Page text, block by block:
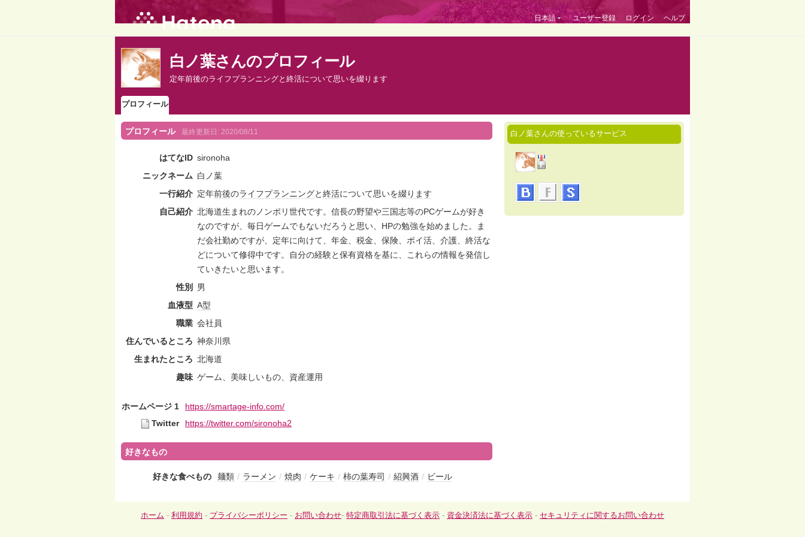
日本語 ユーザー登録 ログイン ヘルプ
白ノ葉さんのプロフィール
定年前後のライフプランニングと終活について思いを綴ります
プロフィール
プロフィール 最終更新日: 2020/08/11
はてなID sironoha
ニックネーム 白ノ葉
一行紹介 定年前後のライフプランニングと終活について思いを綴り ます
自己紹介 北海道生まれのノンポリ世代です。信長の野望や三国志等のPCゲームが好き
なのですが、毎日ゲームでもないだろうと思い、HPの勉強を始めました。ま
だ会社勤めですが、定年に向けて、年金、税金、保険、ポイ活、介護、終活な
どについて修得中です。自分の経験と保有資格を基に、これらの情報を発信し
ていきたいと思います。
性別
男
血液型 A型
職業 会社員
住んでいるところ 神奈川県
生まれたところ 北海道
趣味 ゲーム、美味しいもの、資産運用
ホームページ 1
https://smartage-info.com/
Twitter
https://twitter.com/sironoha2
好きなもの
好きな食べもの 麺類 / ラーメン / 焼肉 / ケーキ / 柿の葉寿司 / 紹興酒 / ビール
白ノ葉さんの使っているサービス
ホーム - 利用規約 - プライバシーポリシー - お問い合わせ- 特定商取引法に基づく表示 - 資金決済法に基づく表示 - セキュリティに関するお問い合わせ